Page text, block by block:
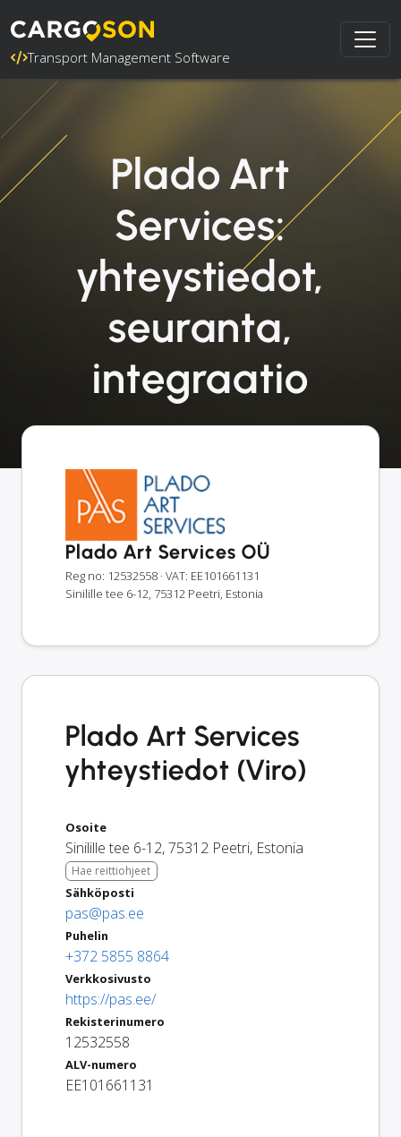
Transport Management Software
Plado Art
Services:
yhteystiedot,
seuranta,
integraatio
Plado Art Services OÜ
Reg no: 12532558 · VAT: EE101661131
Sinilille tee 6-12, 75312 Peetri, Estonia
Plado Art Services
yhteystiedot (Viro)
Osoite
Sinilille tee 6-12,75312 Peetri, Estonia
Hae reittiohjeet
Sähköposti
pas@pas.ee
Puhelin
+372 5855 8864
Verkkosivusto
https://pas.ee/
Rekisterinumero
12532558
ALV-numero
EE101661131